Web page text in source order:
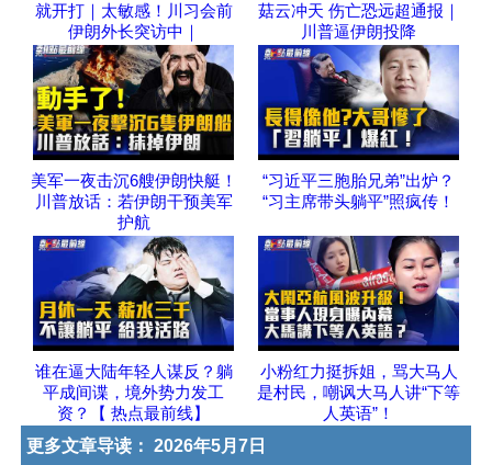
就开打｜太敏感！川习会前
伊朗外长突访中｜
菇云冲天 伤亡恐远超通报｜
川普逼伊朗投降
美军一夜击沉6艘伊朗快艇！
川普放话：若伊朗干预美军
护航
“习近平三胞胎兄弟”出炉？
“习主席带头躺平”照疯传！
谁在逼大陆年轻人谋反？躺
平成间谍，境外势力发工
资？【 热点最前线】
小粉红力挺拆姐，骂大马人
是村民，嘲讽大马人讲“下等
人英语”！
更多文章导读： 2026年5月7日